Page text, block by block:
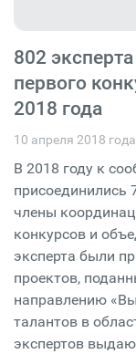
802
первого
2018 года
10 апреля 2018 года
В 2018 году к
присоединились
члены
конкурсов и
эксперта были
проектов,
направлению
талантов в
экспертов